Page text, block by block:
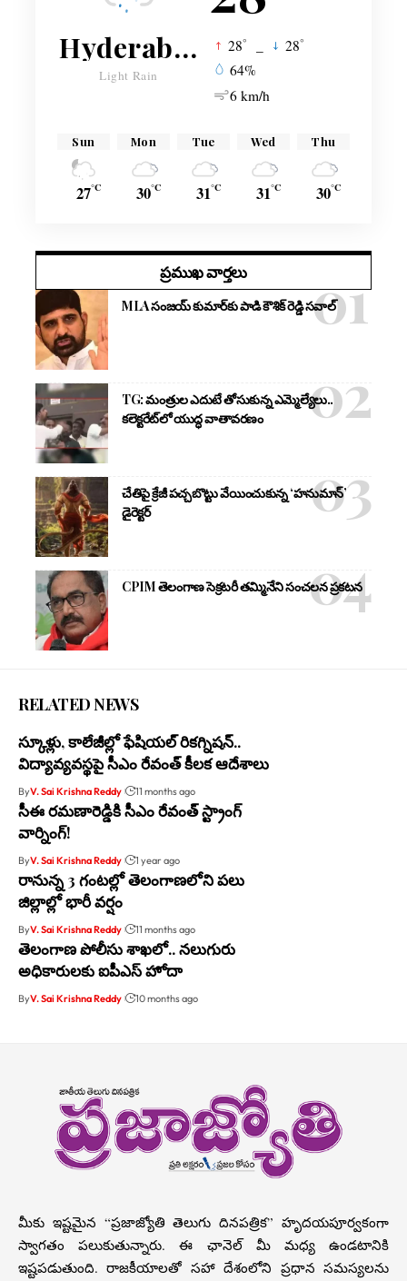
Hyderabad
Light Rain
28° 28°
64%
6 km/h
Sun
27°C
Mon
30°C
Tue
31°C
Wed
31°C
Thu
30°C
ప్రముఖ వార్తలు
MLA సంజయ్ కుమార్‌కు పాడి కౌశిక్ రెడ్డి సవాల్
TG: మంత్రుల ఎదుటే తోసుకున్న ఎమ్మెల్యేలు..
కలెక్టరేట్‌లో యుద్ధ వాతావరణం
చేతిపై క్రేజీ పచ్చబొట్టు వేయించుకున్న ‘హనుమాన్’
డైరెక్టర్
CPIM తెలంగాణ సెక్రటరీ తమ్మినేని సంచలన ప్రకటన
RELATED NEWS
స్కూళ్లు, కాలేజీల్లో ఫేషియల్ రికగ్నిషన్..
విద్యావ్యవస్థపై సీఎం రేవంత్ కీలక ఆదేశాలు
ByV. Sai Krishna Reddy 11 months ago
సీఈ రమణారెడ్డికి సీఎం రేవంత్ స్ట్రాంగ్
వార్నింగ్!
ByV. Sai Krishna Reddy 1 year ago
రానున్న 3 గంటల్లో తెలంగాణలోని పలు
జిల్లాల్లో భారీ వర్షం
ByV. Sai Krishna Reddy 11 months ago
తెలంగాణ పోలీసు శాఖలో.. నలుగురు
అధికారులకు ఐపీఎస్ హోదా
ByV. Sai Krishna Reddy 10 months ago
మీకు ఇష్టమైన “ప్రజాజ్యోతి తెలుగు దినపత్రిక” హృదయపూర్వకంగా
స్వాగతం పలుకుతున్నారు. ఈ ఛానెల్ మీ మధ్య ఉండటానికి
ఇష్టపడుతుంది. రాజకీయాలతో సహా దేశంలోని ప్రధాన సమస్యలను